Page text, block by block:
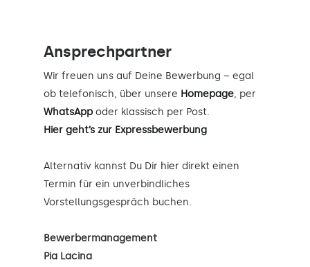
Ansprechpartner
Wir freuen uns auf Deine Bewerbung – egal
ob telefonisch, über unsere Homepage, per
WhatsApp oder klassisch per Post.
Hier geht’s zur Expressbewerbung
Alternativ kannst Du Dir hier direkt einen
Termin für ein unverbindliches
Vorstellungsgespräch buchen.
Bewerbermanagement
Pia Lacina